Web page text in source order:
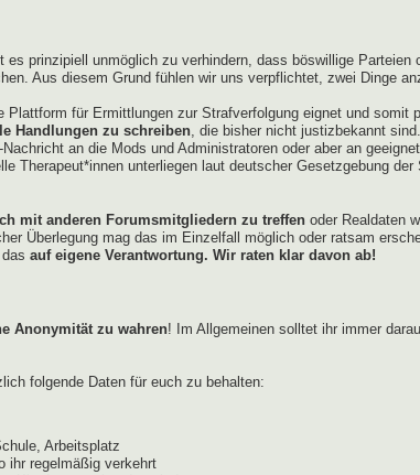
prinzipiell unmöglich zu verhindern, dass böswillige Parteien
Aus diesem Grund fühlen wir uns verpflichtet, zwei Dinge
für Ermittlungen zur Strafverfolgung eignet und somit
Handlungen zu schreiben , die bisher nicht justizbekannt
an die Mods und Administratoren oder aber an
Therapeut*innen unterliegen laut deutscher Gesetzgebung
mit anderen Forumsmitgliedern zu treffen oder Realdaten
Überlegung mag das im Einzelfall möglich oder ratsam
auf eigene Verantwortung. Wir raten klar davon ab!
Anonymität zu wahren! Im Allgemeinen solltet ihr immer
folgende Daten für euch zu behalten:
Arbeitsplatz
ihr regelmäßig verkehrt